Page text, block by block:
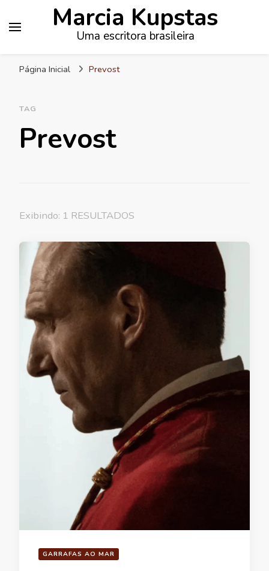
Marcia Kupstas
Uma escritora brasileira
Página Inicial Prevost
TAG
Prevost
Exibindo: 1 RESULTADOS
GARRAFAS AO MAR